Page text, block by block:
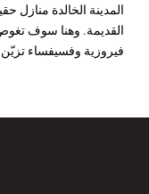
المدينة الخالدة
القديمة. وهنا سوف
فيروزية وفسيفساء